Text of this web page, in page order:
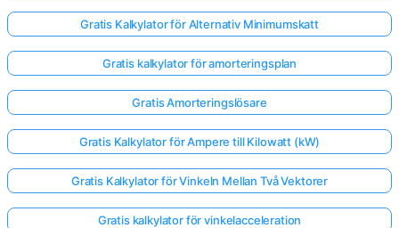
Gratis Kalkylator för Alternativ Minimumskatt
Gratis kalkylator för amorteringsplan
Gratis Amorteringslösare
Gratis Kalkylator för Ampere till Kilowatt (kW)
Gratis Kalkylator för Vinkeln Mellan Två Vektorer
Gratis kalkylator för vinkelacceleration